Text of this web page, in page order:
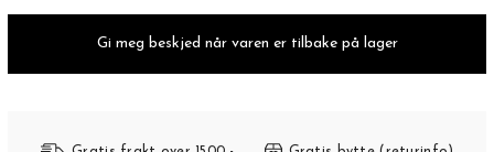
Gi meg beskjed når varen er tilbake på lager